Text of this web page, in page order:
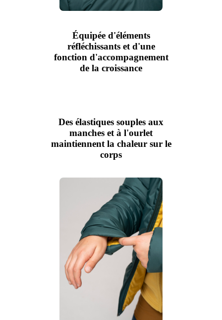
Équipée d'éléments
réfléchissants et d'une
fonction d'accompagnement
de la croissance
Des élastiques souples aux
manches et à l'ourlet
maintiennent la chaleur sur le
corps